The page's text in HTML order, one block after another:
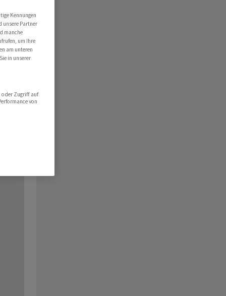
Kennungen
unsere Partner
manche
um Ihre
am unteren
in unserer
oder Zugriff auf
von